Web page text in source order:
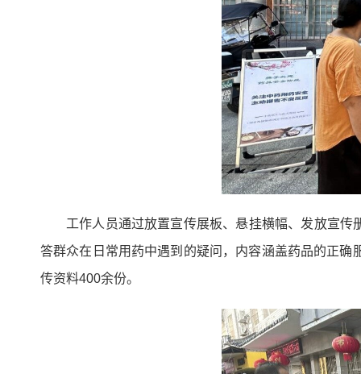
工作人员通过放置宣传展板、悬挂横幅、发放宣
答群众在日常用药中遇到的疑问，内容涵盖药品的正
传资料400余份。